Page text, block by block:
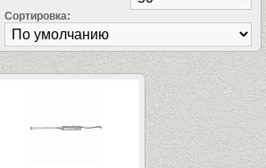
Сортировка: